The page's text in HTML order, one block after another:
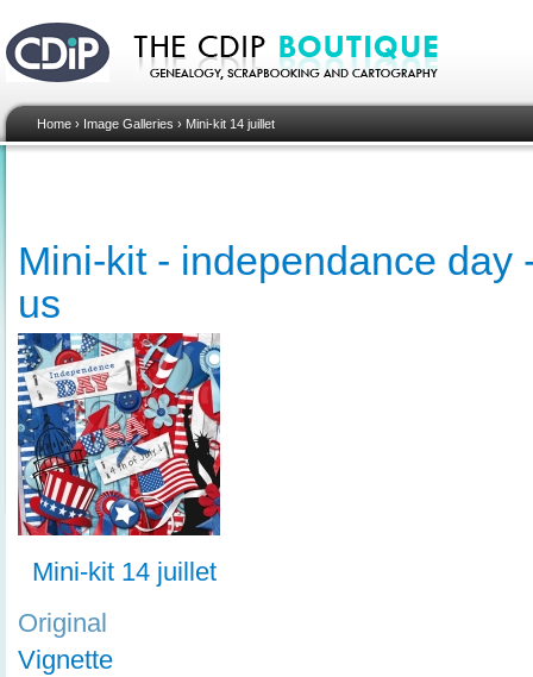
Home › Image Galleries › Mini-kit 14 juillet
Mini-kit - independance day
us
Mini-kit 14 juillet
Original
Vignette